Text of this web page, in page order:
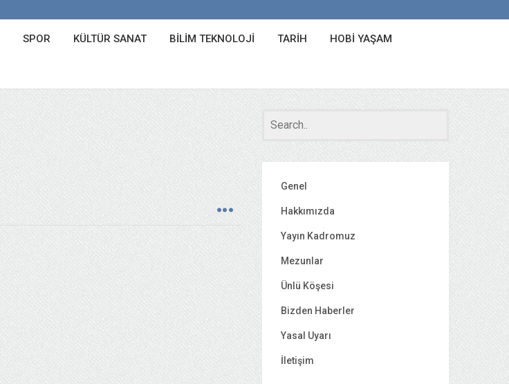
SPOR KÜLTÜR SANAT BILIM TEKNOLOJI TARIH HOBI YAŞAM
Genel
Hakkımızda
Yayın Kadromuz
Mezunlar
Ünlü Köşesi
Bizden Haberler
Yasal Uyarı
İletişim